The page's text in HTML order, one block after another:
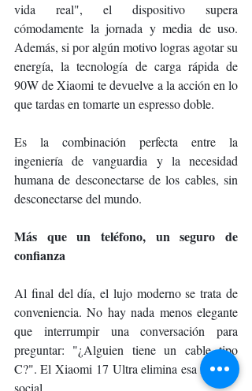
vida real", el dispositivo supera
cómodamente la jornada y media de uso.
Además, si por algún motivo logras agotar su
energía, la tecnología de carga rápida de
90W de Xiaomi te devuelve a la acción en lo
que tardas en tomarte un espresso doble.
Es la combinación perfecta entre la
ingeniería de vanguardia y la necesidad
humana de desconectarse de los cables, sin
desconectarse del mundo.
Más que un teléfono, un seguro de
confianza
Al final del día, el lujo moderno se trata de
conveniencia. No hay nada menos elegante
que interrumpir una conversación para
preguntar: "¿Alguien tiene un cable tipo
C?". El Xiaomi 17 Ultra elimina esa fricción